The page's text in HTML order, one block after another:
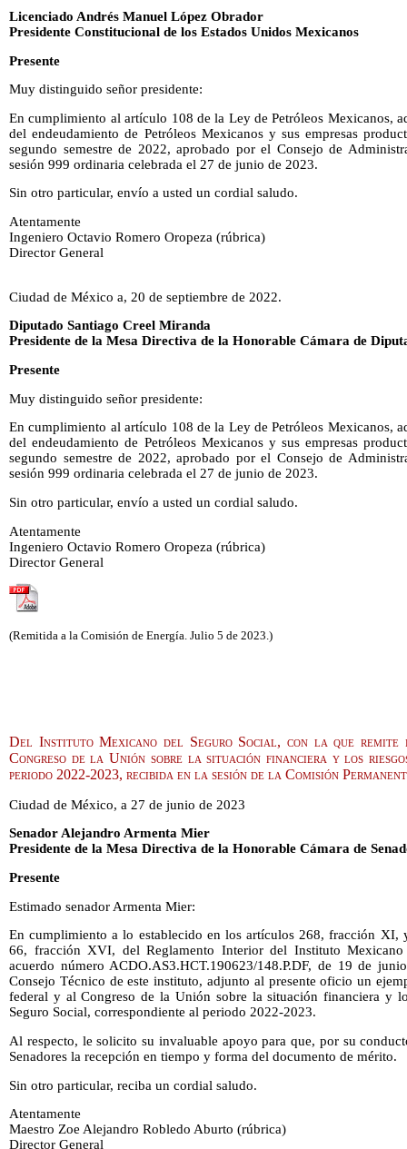
Licenciado Andrés Manuel López Obrador
Presidente Constitucional de los Estados Unidos Mexicanos
Presente
Muy distinguido señor presidente:
En cumplimiento al artículo 108 de la Ley de Petróleos Mexicanos,
del endeudamiento de Petróleos Mexicanos y sus empresas
segundo semestre de 2022, aprobado por el Consejo de
sesión 999 ordinaria celebrada el 27 de junio de 2023.
Sin otro particular, envío a usted un cordial saludo.
Atentamente
Ingeniero Octavio Romero Oropeza (rúbrica)
Director General
Ciudad de México a, 20 de septiembre de 2022.
Diputado Santiago Creel Miranda
Presidente de la Mesa Directiva de la Honorable Cámara de
Presente
Muy distinguido señor presidente:
En cumplimiento al artículo 108 de la Ley de Petróleos Mexicanos,
del endeudamiento de Petróleos Mexicanos y sus empresas
segundo semestre de 2022, aprobado por el Consejo de
sesión 999 ordinaria celebrada el 27 de junio de 2023.
Sin otro particular, envío a usted un cordial saludo.
Atentamente
Ingeniero Octavio Romero Oropeza (rúbrica)
Director General
(Remitida a la Comisión de Energía. Julio 5 de 2023.)
Del Instituto Mexicano del Seguro Social, con la que
Congreso de la Unión sobre la situación financiera y los
periodo 2022-2023, recibida en la sesión de la Comisión
Ciudad de México, a 27 de junio de 2023
Senador Alejandro Armenta Mier
Presidente de la Mesa Directiva de la Honorable Cámara de
Presente
Estimado senador Armenta Mier:
En cumplimiento a lo establecido en los artículos 268, fracción
66, fracción XVI, del Reglamento Interior del Instituto
acuerdo número ACDO.AS3.HCT.190623/148.P.DF, de 19 de
Consejo Técnico de este instituto, adjunto al presente oficio un
federal y al Congreso de la Unión sobre la situación financiera y
Seguro Social, correspondiente al periodo 2022-2023.
Al respecto, le solicito su invaluable apoyo para que, por su
Senadores la recepción en tiempo y forma del documento de mérito.
Sin otro particular, reciba un cordial saludo.
Atentamente
Maestro Zoe Alejandro Robledo Aburto (rúbrica)
Director General